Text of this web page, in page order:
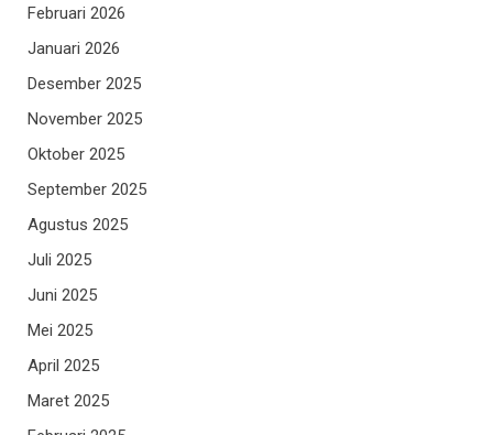
Februari 2026
Januari 2026
Desember 2025
November 2025
Oktober 2025
September 2025
Agustus 2025
Juli 2025
Juni 2025
Mei 2025
April 2025
Maret 2025